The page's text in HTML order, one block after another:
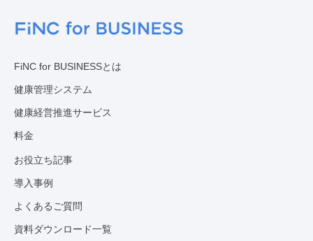
FiNC for BUSINESSとは
健康管理システム
健康経営推進サービス
料金
お役立ち記事
導入事例
よくあるご質問
資料ダウンロード一覧